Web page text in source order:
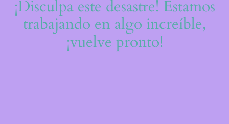
¡Disculpa este desastre! Estamos
trabajando en algo increíble,
¡vuelve pronto!